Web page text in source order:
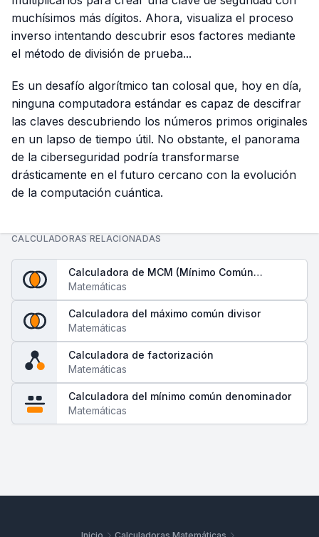
muchísimos más dígitos. Ahora, visualiza el proceso
inverso intentando descubrir esos factores mediante
el método de división de prueba...
Es un desafío algorítmico tan colosal que, hoy en día,
ninguna computadora estándar es capaz de descifrar
las claves descubriendo los números primos originales
en un lapso de tiempo útil. No obstante, el panorama
de la ciberseguridad podría transformarse
drásticamente en el futuro cercano con la evolución
de la computación cuántica.
CALCULADORAS RELACIONADAS
Calculadora de MCM (Mínimo Común
Múltiplo)
Matemáticas
Calculadora del máximo común divisor
Matemáticas
Calculadora de factorización
Matemáticas
Calculadora del mínimo común denominador
Matemáticas